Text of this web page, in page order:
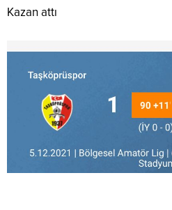
Kazan attı